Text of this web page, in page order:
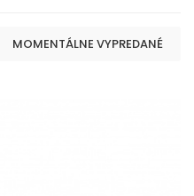
MOMENTÁLNE VYPREDANÉ